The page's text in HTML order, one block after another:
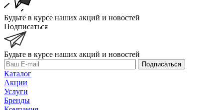
Будьте в курсе наших акций и новостей
Подписаться
Будьте в курсе наших акций и новостей
Подписаться
Каталог
Акции
Услуги
Бренды